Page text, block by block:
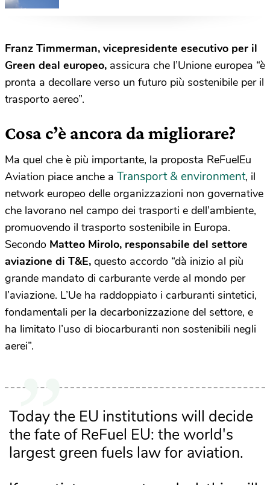
Franz Timmerman, vicepresidente esecutivo per il
Green deal europeo, assicura che l’Unione europea “è
pronta a decollare verso un futuro più sostenibile per il
trasporto aereo”.
Cosa c’è ancora da migliorare?
Ma quel che è più importante, la proposta ReFuelEu
Aviation piace anche a Transport & environment, il
network europeo delle organizzazioni non governative
che lavorano nel campo dei trasporti e dell’ambiente,
promuovendo il trasporto sostenibile in Europa.
Secondo Matteo Mirolo, responsabile del settore
aviazione di T&E, questo accordo “dà inizio al più
grande mandato di carburante verde al mondo per
l’aviazione. L’Ue ha raddoppiato i carburanti sintetici,
fondamentali per la decarbonizzazione del settore, e
ha limitato l’uso di biocarburanti non sostenibili negli
aerei”.
Today the EU institutions will decide
the fate of ReFuel EU: the world's
largest green fuels law for aviation.